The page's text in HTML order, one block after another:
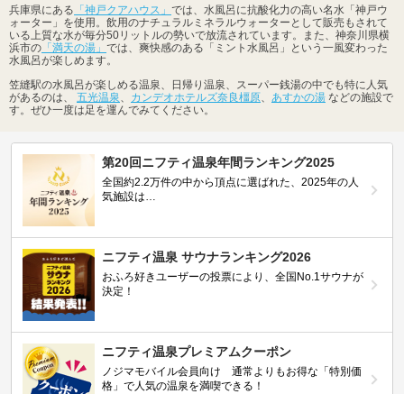
兵庫県にある 「神戸クアハウス」 では、水風呂に抗酸化力の高い名水「神戸ウ
ォーター」を使用。飲用のナチュラルミネラルウォーターとして販売もされて
いる上質な水が毎分50リットルの勢いで放流されています。また、神奈川県横
浜市の 「満天の湯」 では、爽快感のある「ミント水風呂」という一風変わった
水風呂が楽しめます。
笠縫駅の水風呂が楽しめる温泉、日帰り温泉、スーパー銭湯の中でも特に人気
があるのは、 五光温泉 カンデオホテルズ奈良橿原 あすかの湯 などの施設で
す。ぜひ一度は足を運んでみてください。
第20回ニフティ温泉年間ランキング2025
全国約2.2万件の中から頂点に選ばれた、2025年の人
気施設は…
ニフティ温泉 サウナランキング2026
おふろ好きユーザーの投票により、全国No.1サウナが
決定！
ニフティ温泉プレミアムクーポン
ノジマモバイル会員向け 通常よりもお得な「特別価
格」で人気の温泉を満喫できる！